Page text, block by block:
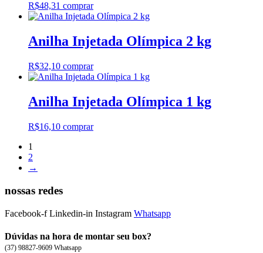
R$48,31 comprar
Anilha Injetada Olímpica 2 kg
R$32,10 comprar
Anilha Injetada Olímpica 1 kg
R$16,10 comprar
1
2
→
nossas redes
Facebook-f Linkedin-in Instagram Whatsapp
Dúvidas na hora de montar seu box?
(37) 98827-9609 Whatsapp